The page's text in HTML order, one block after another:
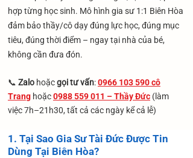
hợp từng học sinh. Mô hình gia sư 1:1 Biên Hòa
đảm bảo thầy/cô dạy đúng lực học, đúng mục
tiêu, đúng thời điểm – ngay tại nhà của bé,
không cần đưa đón.
📞 Zalo hoặcgọi tư vấn:0966 103 590 cô
Trang hoặc0988 559 011 – Thầy Đức (làm
việc 7h–21h30, tất cả các ngày kể cả lễ)
1. Tại Sao Gia Sư Tài Đức Được Tin
Dùng Tại Biên Hòa?